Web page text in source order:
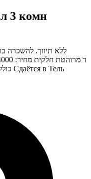
3 комн
ללא תיווך. להשכרה